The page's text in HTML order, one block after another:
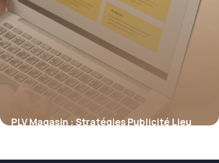
PLV Magasin : Stratégies Publicité Lieu